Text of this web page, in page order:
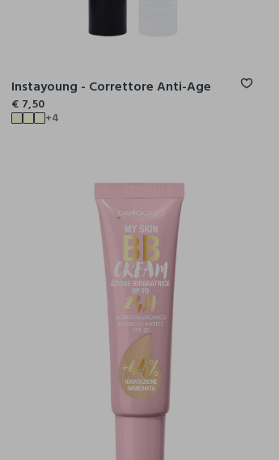
Instayoung - Correttore Anti-Age
€ 7,50
+4